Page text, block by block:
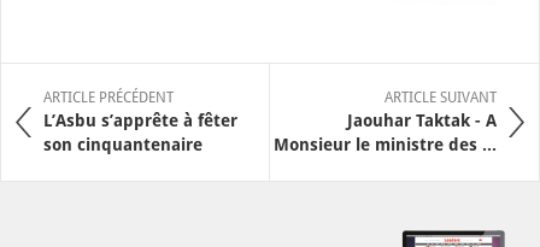
ARTICLE PRÉCÉDENT
L’Asbu s’apprête à fêter
son cinquantenaire
ARTICLE SUIVANT
Jaouhar Taktak - A
Monsieur le ministre des ...